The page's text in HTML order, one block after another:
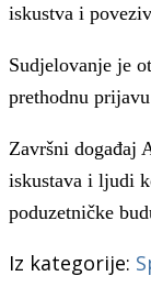
iskustva i
Sudjelovanje je
prethodnu
Završni događaj
iskustava i ljudi
poduzetničke
Iz kategorije: